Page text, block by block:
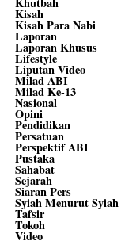
Kisah
Kisah Para Nabi
Laporan
Laporan Khusus
Lifestyle
Liputan Video
Milad ABI
Milad Ke-13
Nasional
Opini
Pendidikan
Persatuan
Perspektif ABI
Pustaka
Sahabat
Sejarah
Siaran Pers
Syiah Menurut Syiah
Tafsir
Tokoh
Video